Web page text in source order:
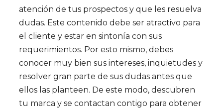
atención de tus prospectos y que les resuelva
dudas. Este contenido debe ser atractivo para
el cliente y estar en sintonía con sus
requerimientos. Por esto mismo, debes
conocer muy bien sus intereses, inquietudes y
resolver gran parte de sus dudas antes que
ellos las planteen. De este modo, descubren
tu marca y se contactan contigo para obtener